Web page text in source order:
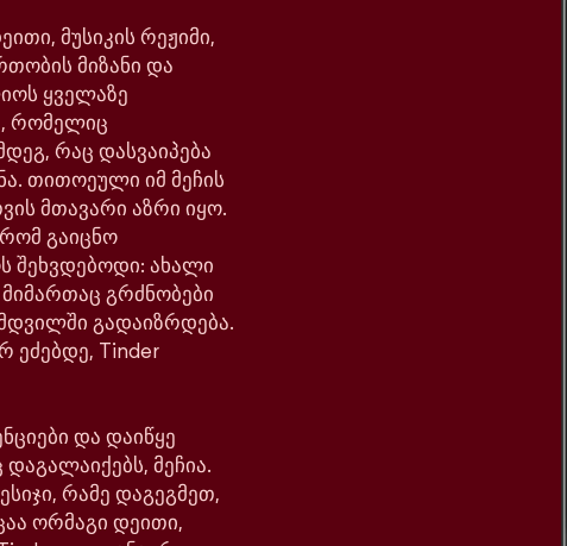
მუსიკის რეჟიმი,
მიზანი და
ყველაზე
რომელიც
რაც დასვაიპება
თითოეული იმ მეჩის
მთავარი აზრი იყო.
გაიცნო
შეხვდებოდი: ახალი
გრძნობები
გადაიზრდება.
ეძებდე, Tinder
და დაიწყე
მეჩია.
რამე დაგეგმეთ,
ორმაგი დეითი,